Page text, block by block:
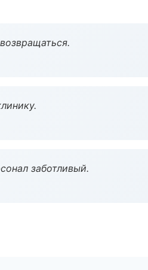
заботливый.